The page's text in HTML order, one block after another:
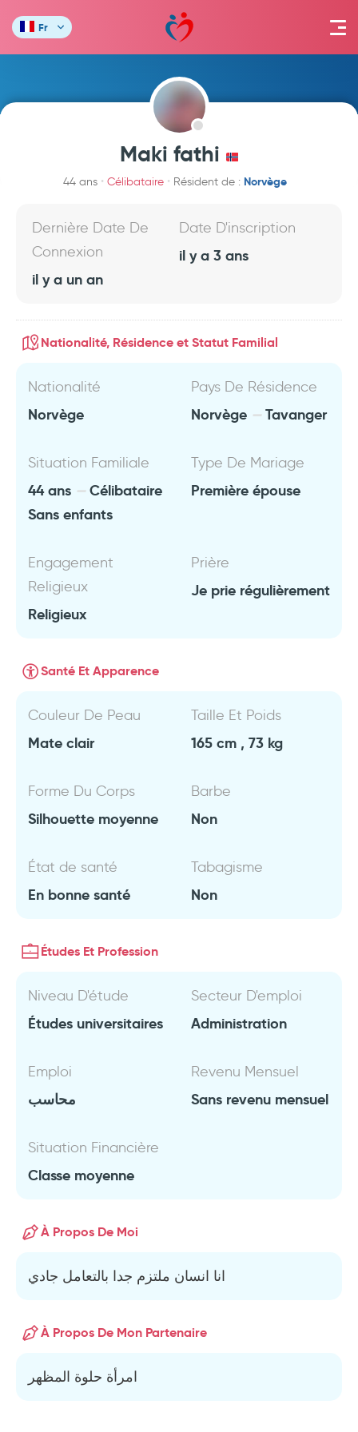
Fr
Maki fathi
44 ans Célibataire Résident de : Norvège
Dernière Date De
Connexion
il y a un an
Date D'inscription
il y a 3 ans
Nationalité, Résidence et Statut Familial
Nationalité
Norvège
Pays De Résidence
Norvège Tavanger
Situation Familiale
44 ans
Célibataire
Sans enfants
Type De Mariage
Première épouse
Engagement
Religieux
Religieux
Prière
Je prie régulièrement
Santé Et Apparence
Couleur De Peau
Mate clair
Taille Et Poids
165 cm , 73 kg
Forme Du Corps
Silhouette moyenne
Barbe
Non
État de santé
En bonne santé
Tabagisme
Non
Études Et Profession
Niveau D'étude
Études universitaires
Secteur D'emploi
Administration
Emploi
محاسب
Revenu Mensuel
Sans revenu mensuel
Situation Financière
Classe moyenne
À Propos De Moi
انا انسان ملتزم جدا بالتعامل جادي
À Propos De Mon Partenaire
امرأة حلوة المظهر